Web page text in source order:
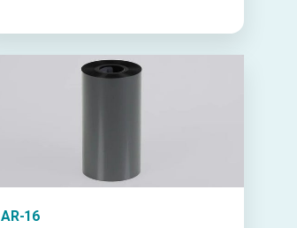
AR-16